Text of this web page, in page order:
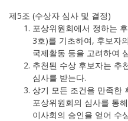
제5조 (수상자 심사 및 결정)
포상위원회에서 정하는
3호)를 기초하여, 후보자
국제활동 등을 고려하여
추천된 수상 후보자는 추
심사를 받는다.
상기 모든 조건을 만족한
포상위원회의 심사를 통
이사회의 승인을 얻어 수